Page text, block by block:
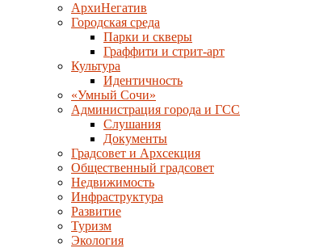
АрхиНегатив
Городская среда
Парки и скверы
Граффити и стрит-арт
Культура
Идентичность
«Умный Сочи»
Администрация города и ГСС
Слушания
Документы
Градсовет и Архсекция
Общественный градсовет
Недвижимость
Инфраструктура
Развитие
Туризм
Экология